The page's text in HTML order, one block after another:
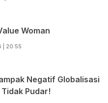
Woman
| 20:55
Negatif Globalisasi
Pudar!